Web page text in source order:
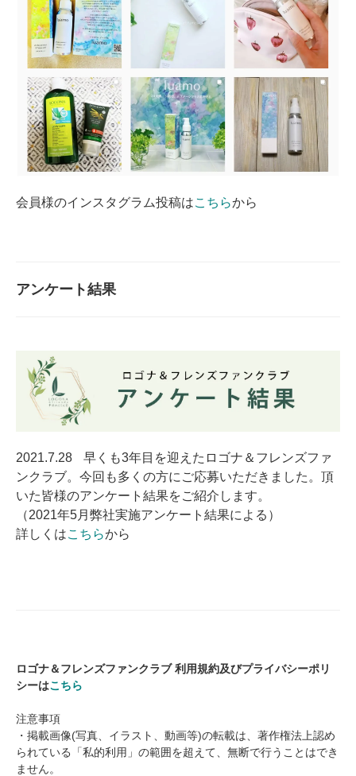
会員様のインスタグラム投稿はこちらから
アンケート結果
2021.7.28
早くも3年目を迎えたロゴナ＆フレンズファ
ンクラブ。今回も多くの方にご応募いただきました。頂
いた皆様のアンケート結果をご紹介します。
（2021年5月弊社実施アンケート結果による）
詳しくはこちらから
ロゴナ＆フレンズファンクラブ 利用規約及びプライバシーポリ
シーはこちら
注意事項
・掲載画像(写真、イラスト、動画等)の転載は、著作権法上認め
られている「私的利用」の範囲を超えて、無断で行うことはでき
ません。